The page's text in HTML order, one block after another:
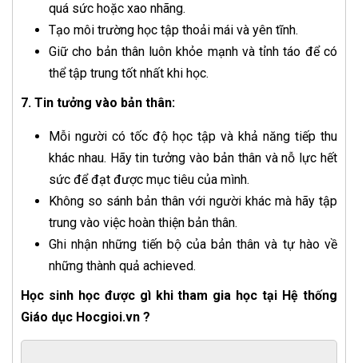
quá sức hoặc xao nhãng.
Tạo môi trường học tập thoải mái và yên tĩnh.
Giữ cho bản thân luôn khỏe mạnh và tỉnh táo để có
thể tập trung tốt nhất khi học.
7. Tin tưởng vào bản thân:
Mỗi người có tốc độ học tập và khả năng tiếp thu
khác nhau. Hãy tin tưởng vào bản thân và nỗ lực hết
sức để đạt được mục tiêu của mình.
Không so sánh bản thân với người khác mà hãy tập
trung vào việc hoàn thiện bản thân.
Ghi nhận những tiến bộ của bản thân và tự hào về
những thành quả achieved.
Học sinh học được gì khi tham gia học tại Hệ thống
Giáo dục Hocgioi.vn ?